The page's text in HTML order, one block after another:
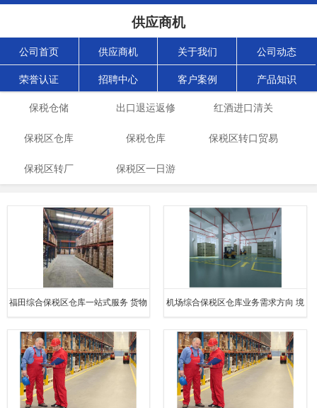
供应商机
公司首页 供应商机 关于我们 公司动态
荣誉认证 招聘中心 客户案例 产品知识
保税仓储 出口退运返修 红酒进口清关
保税区仓库 保税仓库 保税区转口贸易
保税区转厂 保税区一日游
福田综合保税区仓库一站式服务 货物
入区退税 出口保税仓库
机场综合保税区仓库业务需求方向 境
内关外 出口保税仓库